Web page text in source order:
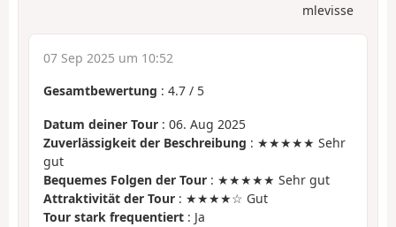
mlevisse
07 Sep 2025 um 10:52
Gesamtbewertung : 4.7 / 5
Datum deiner Tour : 06. Aug 2025
Zuverlässigkeit der Beschreibung : ★★★★★ Sehr
gut
Bequemes Folgen der Tour : ★★★★★ Sehr gut
Attraktivität der Tour : ★★★★☆ Gut
Tour stark frequentiert : Ja